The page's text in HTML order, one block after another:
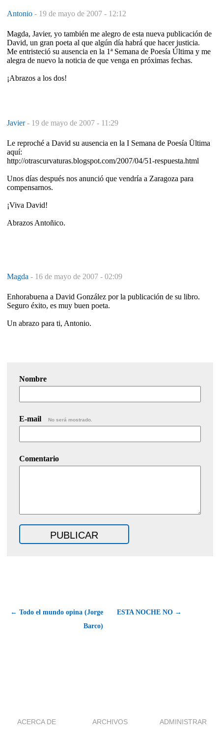
Antonio - 19 de mayo de 2007 - 12:12
Magda, Javier, yo también me alegro de esta nueva publicación de
David, un gran poeta al que algún día habrá que hacer justicia.
Me entristeció su ausencia en la 1ª Semana de Poesía Última y me
alegra de nuevo la noticia de que venga en próximas fechas.
¡Abrazos a los dos!
Javier- 19 de mayo de 2007 - 11:29
Le reproché a David su ausencia en la I Semana de Poesía Ültima
aquí:
http://otrascurvaturas.blogspot.com/2007/04/51-respuesta.html
Unos días después nos anunció que vendría a Zaragoza para
compensarnos.
¡Viva David!
Abrazos Antoñico.
Magda - 16 de mayo de 2007 - 02:09
Enhorabuena a David González por la publicación de su libro.
Seguro éxito, es muy buen poeta.
Un abrazo para ti, Antonio.
Nombre
E-mail No será mostrado.
Comentario
← Todo el mundo opina (Jorge
Barco)
ESTA NOCHE NO →
ACERCA DE ARCHIVOS ADMINISTRAR